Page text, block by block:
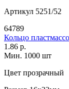
Артикул 5251/52
64789
Кольцо
1.86 р.
Мин. 1000 шт
Цвет прозрачный